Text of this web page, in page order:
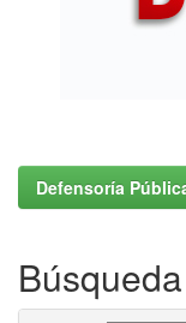
Defensoría
Búsqueda